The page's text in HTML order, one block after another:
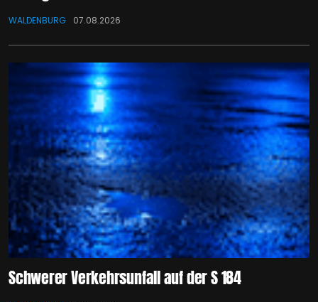
WALDENBURG 07.08.2026
Schwerer Verkehrsunfall auf der S 184